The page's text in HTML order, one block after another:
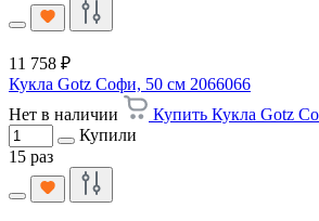
11 758 ₽
Кукла Gotz Софи, 50 см 2066066
Нет в наличии
Купить Кукла Gotz
Купили
15 раз